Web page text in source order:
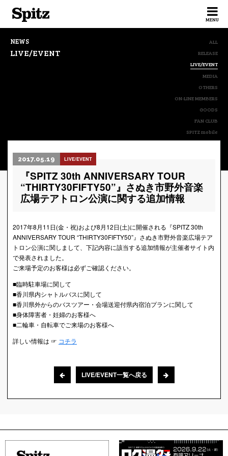
MENU
NEWS
LIVE/EVENT
ALL
RELEASE
LIVE/EVENT
MEDIA
OTHERS
ON-LINE MEMBERS
GOODS
FAN CLUB
SPITZ mobile
2017.05.19 LIVE/EVENT
『SPITZ 30th ANNIVERSARY TOUR
“THIRTY30FIFTY50”』さぬき市野外音楽
広場テアトロン公演に関する追加情報
2017年8月11日(金・祝)および8月12日(土)に開催される『SPITZ 30th
ANNIVERSARY TOUR “THIRTY30FIFTY50”』さぬき市野外音楽広場テア
トロン公演に関しまして、下記内容に該当する追加情報が主催者サイト内
で発表されました。
ご来場予定のお客様は必ずご確認ください。
■臨時駐車場に関して
■香川県内シャトルバスに関して
■香川県外からのバスツアー・会場送迎付県内宿泊プランに関して
■身体障害者・妊婦のお客様へ
■二輪車・自転車でご来場のお客様へ
詳しい情報は ☞ コチラ
LIVE/EVENT一覧へ戻る